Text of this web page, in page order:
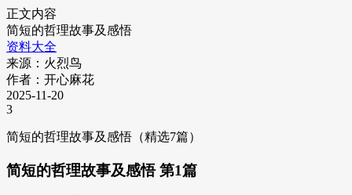
正文内容
简短的哲理故事及感悟
资料大全
来源：火烈鸟
作者：开心麻花
2025-11-20
3
简短的哲理故事及感悟（精选7篇）
简短的哲理故事及感悟 第1篇